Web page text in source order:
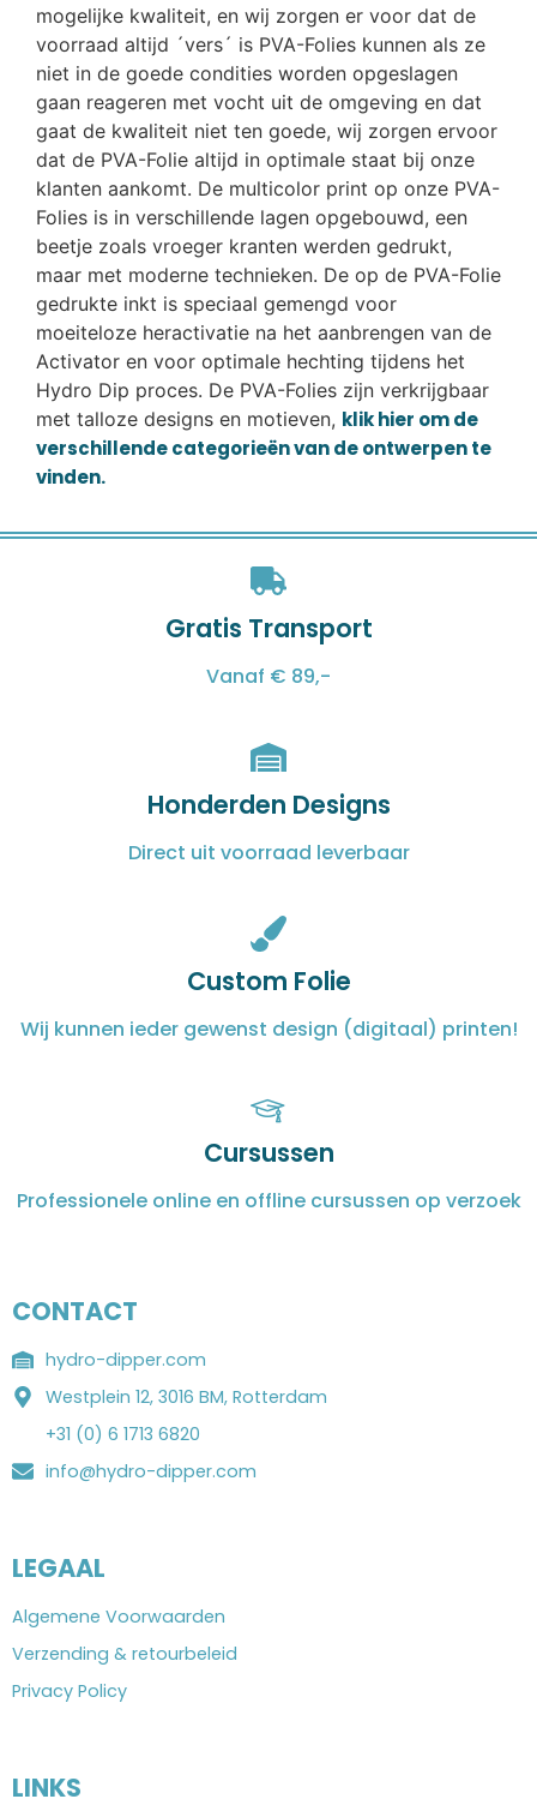
mogelijke kwaliteit, en wij zorgen er voor dat de
voorraad altijd ´vers´ is PVA-Folies kunnen als ze
niet in de goede condities worden opgeslagen
gaan reageren met vocht uit de omgeving en dat
gaat de kwaliteit niet ten goede, wij zorgen ervoor
dat de PVA-Folie altijd in optimale staat bij onze
klanten aankomt. De multicolor print op onze PVA-
Folies is in verschillende lagen opgebouwd, een
beetje zoals vroeger kranten werden gedrukt,
maar met moderne technieken. De op de PVA-Folie
gedrukte inkt is speciaal gemengd voor
moeiteloze heractivatie na het aanbrengen van de
Activator en voor optimale hechting tijdens het
Hydro Dip proces. De PVA-Folies zijn verkrijgbaar
met talloze designs en motieven, klik hier om de
verschillende categorieën van de ontwerpen te
vinden.
Gratis Transport
Vanaf € 89,-
Honderden Designs
Direct uit voorraad leverbaar
Custom Folie
Wij kunnen ieder gewenst design (digitaal) printen!
Cursussen
Professionele online en offline cursussen op verzoek
CONTACT
hydro-dipper.com
Westplein 12, 3016 BM, Rotterdam
+31 (0) 6 1713 6820
info@hydro-dipper.com
LEGAAL
Algemene Voorwaarden
Verzending & retourbeleid
Privacy Policy
LINKS